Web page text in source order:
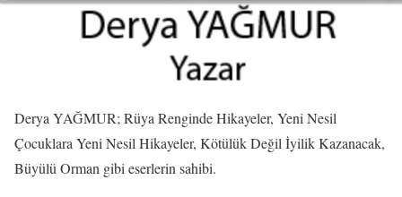
Derya YAĞMUR; Rüya Renginde Hikayeler, Yeni Nesil
Çocuklara Yeni Nesil Hikayeler, Kötülük Değil İyilik Kazanacak,
Büyülü Orman gibi eserlerin sahibi.